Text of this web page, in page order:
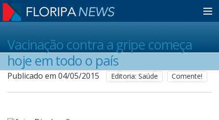
Home
Notícias
Vacinação contra a gripe começa
hoje em todo o país
Publicado em 04/05/2015 Editoria: Saúde Comente!